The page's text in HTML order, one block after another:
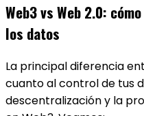
Web3 vs Web 2.0:
los datos
La principal diferencia
cuanto al control de tus
descentralización y la